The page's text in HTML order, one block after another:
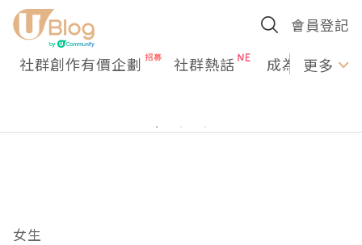
會員登記
社群創作有價企劃 社群熱話 成為U更多
女生